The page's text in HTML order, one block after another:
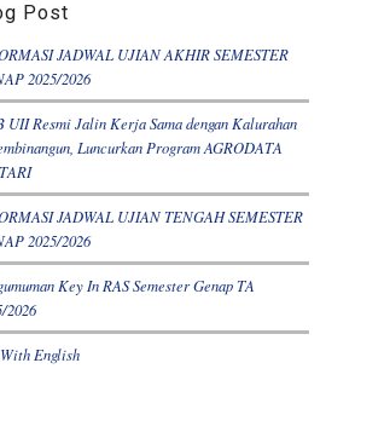
Post
JADWAL UJIAN AKHIR SEMESTER
2025/2026
UII Resmi Jalin Kerja Sama dengan Kalurahan
Luncurkan Program AGRODATA
JADWAL UJIAN TENGAH SEMESTER
2025/2026
Key In RAS Semester Genap TA
2026
English